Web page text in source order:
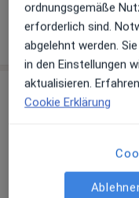
ordnungsgemäße
erforderlich sind.
abgelehnt werden.
in den Einstellungen
aktualisieren.
Cookie Erklärung